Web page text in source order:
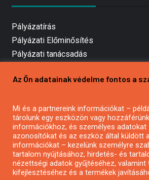
Pályázatírás
Pályázati Előminősítés
Pályázati tanácsadás
Mezőgazdasági pályázatírás
Pályázatírás civil szervezeteknek
Pályázatírás önkormányzatoknak
Pályázatfigyelés
Specifikus pályázatfigyelés vagy
Az Ön adatainak védelme fontos a
Mi és a partnereink információkat –
tárolunk egy eszközön vagy
információkhoz, és személyes adatokat
azonosítókat és az eszköz által küldött
információkat – kezelünk személyre
tartalom nyújtásához, hirdetés- és
nézettségi adatok gyűjtéséhez, valamint
kifejlesztéséhez és a termékek